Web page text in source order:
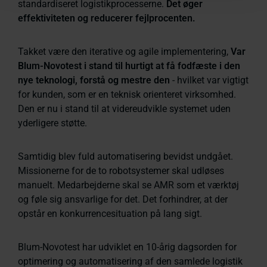
standardiseret logistikprocesserne. Det øger
effektiviteten og reducerer fejlprocenten.
Takket være den iterative og agile implementering, Var
Blum-Novotest i stand til hurtigt at få fodfæste i den
nye teknologi, forstå og mestre den - hvilket var vigtigt
for kunden, som er en teknisk orienteret virksomhed.
Den er nu i stand til at videreudvikle systemet uden
yderligere støtte.
Samtidig blev fuld automatisering bevidst undgået.
Missionerne for de to robotsystemer skal udløses
manuelt. Medarbejderne skal se AMR som et værktøj
og føle sig ansvarlige for det. Det forhindrer, at der
opstår en konkurrencesituation på lang sigt.
Blum-Novotest har udviklet en 10-årig dagsorden for
optimering og automatisering af den samlede logistik